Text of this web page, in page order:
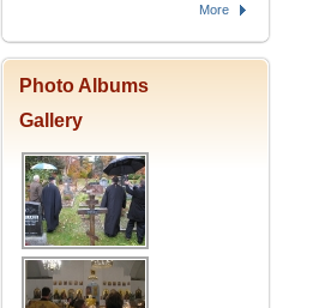
More
Photo Albums
Gallery